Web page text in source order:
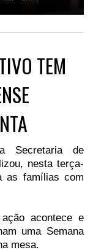
TEM
Secretaria de
nesta terça-
as famílias com
acontece e
uma Semana
mesa.